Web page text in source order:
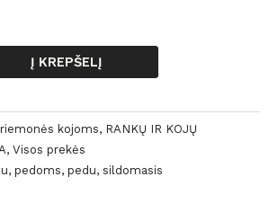
Į KREPŠELĮ
kojoms, RANKŲ IR KOJŲ
, Visos prekės
, pedoms, pedu, sildomasis